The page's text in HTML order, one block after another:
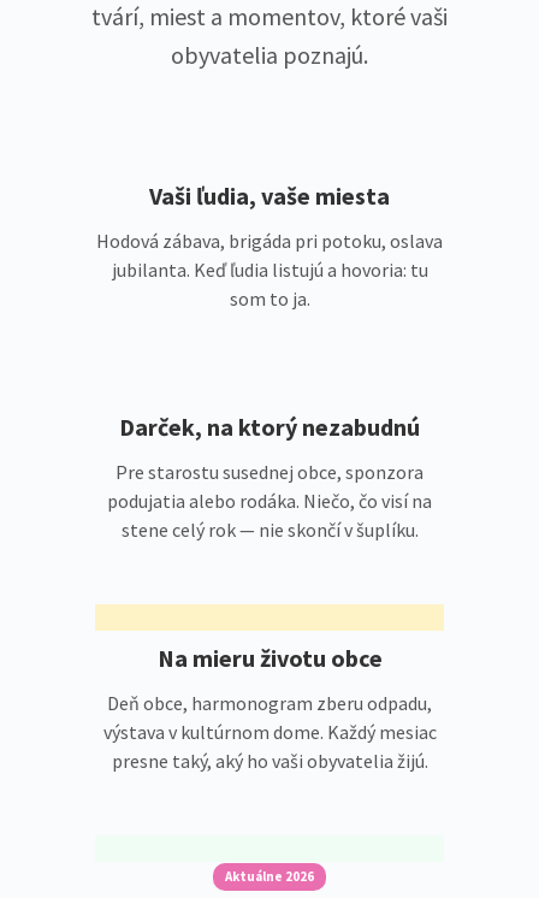
tvárí, miest a momentov, ktoré vaši
obyvatelia poznajú.
Vaši ľudia, vaše miesta
Hodová zábava, brigáda pri potoku, oslava
jubilanta. Keď ľudia listujú a hovoria: tu
som to ja.
Darček, na ktorý nezabudnú
Pre starostu susednej obce, sponzora
podujatia alebo rodáka. Niečo, čo visí na
stene celý rok — nie skončí v šuplíku.
Na mieru životu obce
Deň obce, harmonogram zberu odpadu,
výstava v kultúrnom dome. Každý mesiac
presne taký, aký ho vaši obyvatelia žijú.
Aktuálne 2026